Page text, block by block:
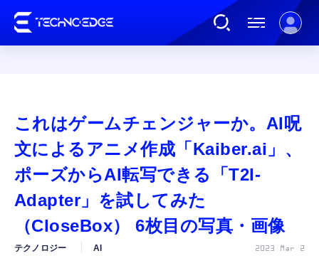
AI
ガジェット
ゲーム
これはゲームチェンジャーか。AI呪
文によるアニメ作成「Kaiber.ai」、
ポーズからAI転写できる「T2I-
Adapter」を試してみた
（CloseBox） 6枚目の写真・画像
テクノロジー AI 2023 Mar 2